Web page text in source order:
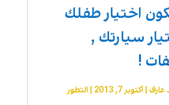
اختيار طفلك
سيارتك ,
!
| أكتوبر 7, 2013
التطور